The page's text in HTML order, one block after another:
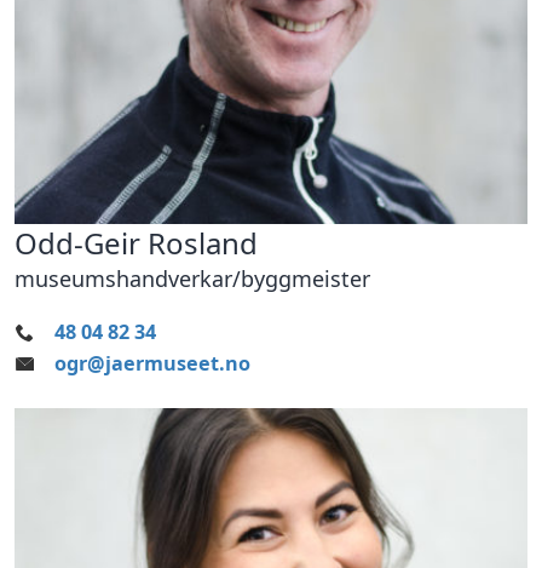
Odd-Geir Rosland
museumshandverkar/byggmeister
48 04 82 34
ogr@jaermuseet.no